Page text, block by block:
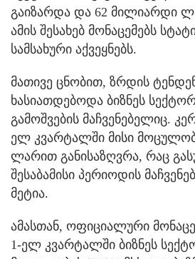
გაიზარდა და 62 მილიარდი
ამის შესახებ მონაცემებს
სამსახური აქვეყნებს.
მათივე ცნობით, ზრდის
ხასიათდებოდა ბიზნეს
გამოშვების მაჩვენებელიც.
ელ კვარტალში მისი
ლარით განისაზღვრა, რაც
შესაბამისი პერიოდის
მეტია.
ამასთან, ოფიციალური
1-ელ კვარტალში ბიზნეს